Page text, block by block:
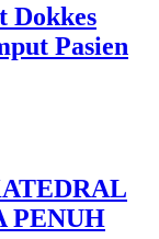
Dokkes
Pasien
PENUH